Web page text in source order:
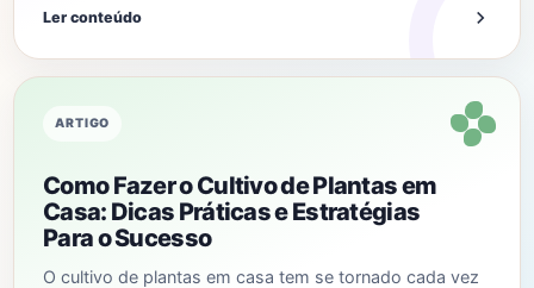
Ler conteúdo
ARTIGO
Como Fazer o Cultivo de Plantas em
Casa: Dicas Práticas e Estratégias
Para o Sucesso
O cultivo de plantas em casa tem se tornado cada vez